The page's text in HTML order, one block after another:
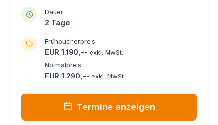
Dauer
2 Tage
Frühbucherpreis
EUR 1.190,-- exkl. MwSt.
Normalpreis
EUR 1.290,-- exkl. MwSt.
Termine anzeigen